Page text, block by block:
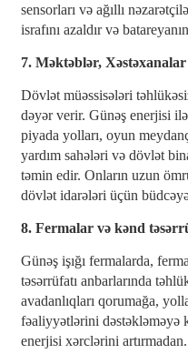
sensorları və ağıllı
israfını azaldır və
7. Məktəblər,
Dövlət müəssisələri
dəyər verir. Günəş enerjisi
piyada yolları, oyun
yardım sahələri və dövlət
təmin edir. Onların uzun
dövlət idarələri üçün
8. Fermalar və kənd
Günəş işığı fermalarda,
təsərrüfatı anbarlarında
avadanlıqları qorumağa,
fəaliyyətlərini dəstəkləməyə
enerjisi xərclərini artırmadan.